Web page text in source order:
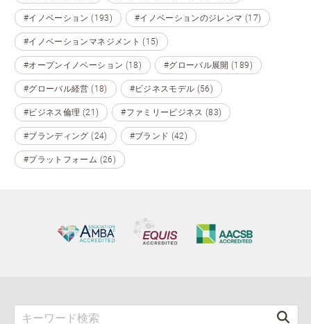
#イノベーション (193) #イノベーションのジレンマ (17)
#イノベーションマネジメント (15)
#オープンイノベーション (18) #グローバル展開 (189)
#グローバル経営 (18) #ビジネスモデル (56)
#ビジネス倫理 (21) #ファミリービジネス (83)
#ブランディング (24) #ブランド (42)
#プラットフォーム (26)